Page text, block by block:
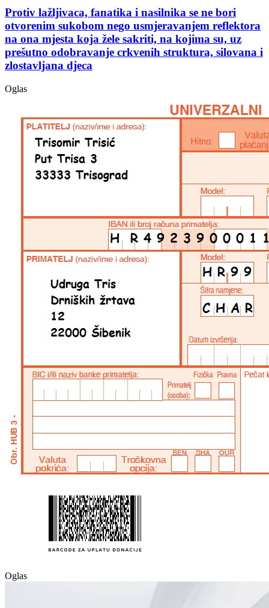
Protiv lažljivaca, fanatika i nasilnika se ne bori
otvorenim sukobom nego usmjeravanjem reflektora
na ona mjesta koja žele sakriti, na kojima su, uz
prešutno odobravanje crkvenih struktura, silovana i
zlostavljana djeca
Oglas
Oglas